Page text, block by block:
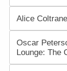
Alice
Oscar
Lounge: The